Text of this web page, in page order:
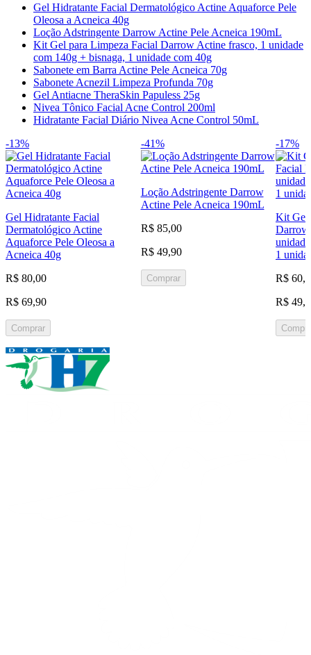
Gel Hidratante Facial Dermatológico Actine Aquaforce Pele
Oleosa a Acneica 40g
Loção Adstringente Darrow Actine Pele Acneica 190mL
Kit Gel para Limpeza Facial Darrow Actine frasco, 1 unidade
com 140g + bisnaga, 1 unidade com 40g
Sabonete em Barra Actine Pele Acneica 70g
Sabonete Acnezil Limpeza Profunda 70g
Gel Antiacne TheraSkin Papuless 25g
Nivea Tônico Facial Acne Control 200ml
Hidratante Facial Diário Nivea Acne Control 50mL
-13%
Gel Hidratante Facial
Dermatológico Actine
Aquaforce Pele Oleosa a
Acneica 40g
R$ 80,00
R$ 69,90
Comprar
-41%
Loção Adstringente Darrow
Actine Pele Acneica 190mL
R$ 85,00
R$ 49,90
Comprar
-17%
Kit Gel
Darrow
1
R$
R$